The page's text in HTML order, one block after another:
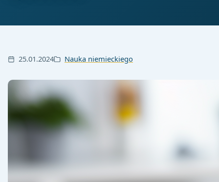
25.01.2024 Nauka niemieckiego